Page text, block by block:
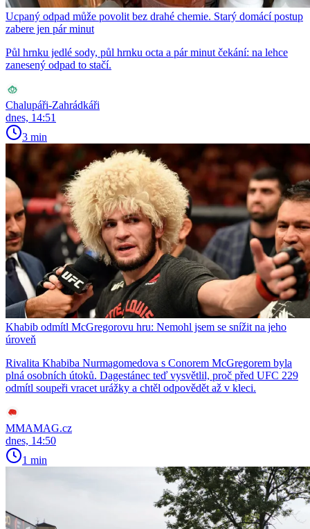
Ucpaný odpad může povolit bez drahé chemie. Starý domácí postup
zabere jen pár minut
Půl hrnku jedlé sody, půl hrnku octa a pár minut čekání: na lehce
zanesený odpad to stačí.
Chalupáři-Zahrádkáři
dnes, 14:51
3 min
Khabib odmítl McGregorovu hru: Nemohl jsem se snížit na jeho
úroveň
Rivalita Khabiba Nurmagomedova s Conorem McGregorem byla
plná osobních útoků. Dagestánec teď vysvětlil, proč před UFC 229
odmítl soupeři vracet urážky a chtěl odpovědět až v kleci.
MMAMAG.cz
dnes, 14:50
1 min